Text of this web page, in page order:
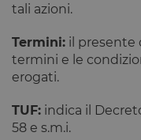
tali azioni.
Termini: il presente
termini e le
erogati.
TUF: indica il
58 e s.m.i.